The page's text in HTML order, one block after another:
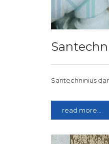
Santechninius
read more...